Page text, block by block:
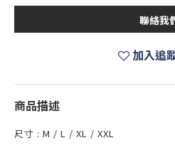
聯絡我
加入追
商品描述
尺寸 : M / L / XL / XXL